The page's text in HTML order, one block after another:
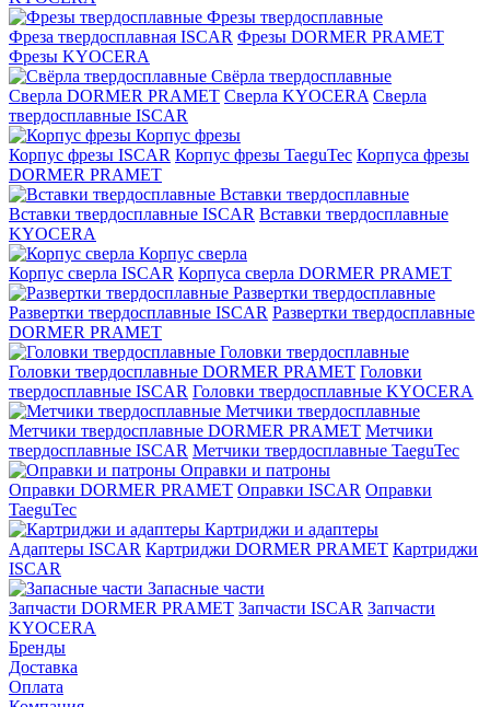
Фрезы твердосплавные
Фреза твердосплавная ISCAR Фрезы DORMER PRAMET
Фрезы KYOCERA
Свёрла твердосплавные
Сверла DORMER PRAMET Сверла KYOCERA Сверла
твердосплавные ISCAR
Корпус фрезы
Корпус фрезы ISCAR Корпус фрезы TaeguTec Корпуса фрезы
DORMER PRAMET
Вставки твердосплавные
Вставки твердосплавные ISCAR Вставки твердосплавные
KYOCERA
Корпус сверла
Корпус сверла ISCAR Корпуса сверла DORMER PRAMET
Развертки твердосплавные
Развертки твердосплавные ISCAR Развертки твердосплавные
DORMER PRAMET
Головки твердосплавные
Головки твердосплавные DORMER PRAMET Головки
твердосплавные ISCAR Головки твердосплавные KYOCERA
Метчики твердосплавные
Метчики твердосплавные DORMER PRAMET Метчики
твердосплавные ISCAR Метчики твердосплавные TaeguTec
Оправки и патроны
Оправки DORMER PRAMET Оправки ISCAR Оправки
TaeguTec
Картриджи и адаптеры
Адаптеры ISCAR Картриджи DORMER PRAMET Картриджи
ISCAR
Запасные части
Запчасти DORMER PRAMET Запчасти ISCAR Запчасти
KYOCERA
Бренды
Доставка
Оплата